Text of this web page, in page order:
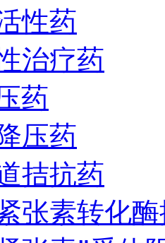
性药
治疗药
药
压药
拮抗药
张素转化